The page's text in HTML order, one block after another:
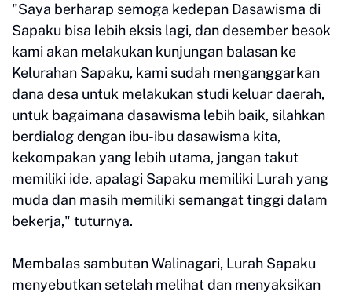
"Saya berharap semoga kedepan Dasawisma di
Sapaku bisa lebih eksis lagi, dan desember besok
kami akan melakukan kunjungan balasan ke
Kelurahan Sapaku, kami sudah menganggarkan
dana desa untuk melakukan studi keluar daerah,
untuk bagaimana dasawisma lebih baik, silahkan
berdialog dengan ibu-ibu dasawisma kita,
kekompakan yang lebih utama, jangan takut
memiliki ide, apalagi Sapaku memiliki Lurah yang
muda dan masih memiliki semangat tinggi dalam
bekerja," tuturnya.
Membalas sambutan Walinagari, Lurah Sapaku
menyebutkan setelah melihat dan menyaksikan